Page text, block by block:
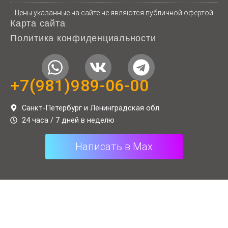
Цены указанные на сайте не являются публичной офертой
Карта сайта
Политика конфиденциальности
W
h
a
t
s
p
p
V
k
T
e
l
e
g
r
a
m
+7(981)989-06-00
Санкт-Петербург и Ленинградская обл.
24 часа / 7 дней в неделю
Написать в Max